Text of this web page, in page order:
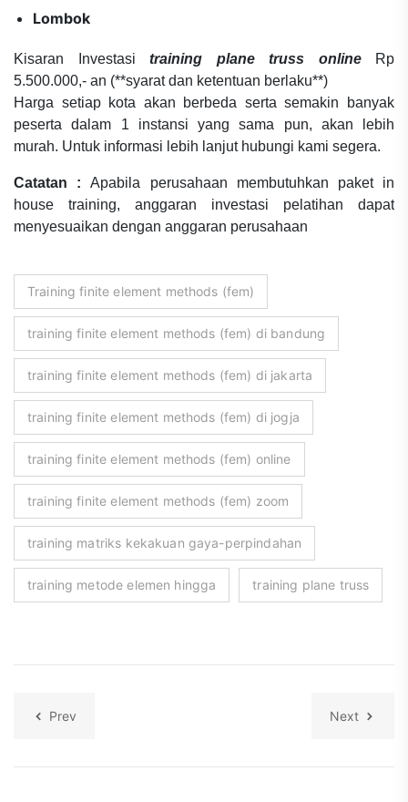
Lombok
Kisaran Investasi training plane truss online
Rp
5.500.000,- an (**syarat dan ketentuan berlaku**)
Harga setiap kota akan berbeda serta semakin banyak
peserta dalam 1 instansi yang sama pun, akan lebih
murah. Untuk informasi lebih lanjut hubungi kami segera.
Catatan : Apabila perusahaan membutuhkan paket in
house training, anggaran investasi pelatihan dapat
menyesuaikan dengan anggaran perusahaan
Training finite element methods (fem)
training finite element methods (fem) di bandung
training finite element methods (fem) di jakarta
training finite element methods (fem) di jogja
training finite element methods (fem) online
training finite element methods (fem) zoom
training matriks kekakuan gaya-perpindahan
training metode elemen hingga training plane truss
Prev Next